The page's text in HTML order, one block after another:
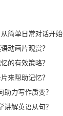
简单日常对话开始
动画片观赏？
的有效策略？
来帮助记忆？
助力写作质变？
讲解英语从句？